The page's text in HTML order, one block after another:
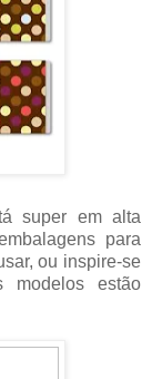
super em alta
para
ou inspire-se
modelos estão